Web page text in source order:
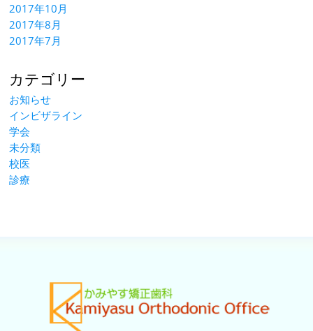
2017年10月
2017年8月
2017年7月
カテゴリー
お知らせ
インビザライン
学会
未分類
校医
診療